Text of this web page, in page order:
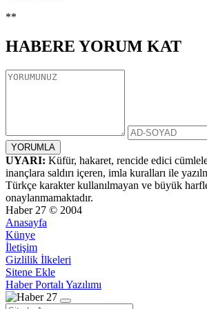
**
HABERE YORUM KAT
UYARI: Küfür, hakaret, rencide edici
inançlara saldırı içeren, imla kuralları ile
Türkçe karakter kullanılmayan ve büyük
onaylanmamaktadır.
Haber 27 © 2004
Anasayfa
Künye
İletişim
Gizlilik İlkeleri
Sitene Ekle
Haber Portalı Yazılımı